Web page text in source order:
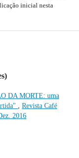
inicial nesta
DA MORTE: uma
, Revista Café
2016